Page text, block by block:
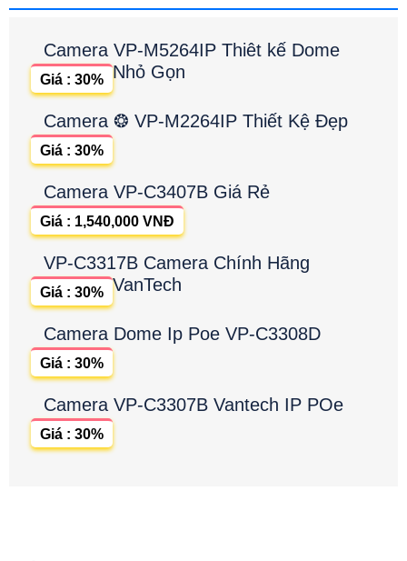
Camera VP-M5264IP Thiêt kế Dome
Nhỏ Gọn
Giá : 30%
Camera ❂ VP-M2264IP Thiết Kệ Đẹp
Giá : 30%
Camera VP-C3407B Giá Rẻ
Giá : 1,540,000 VNĐ
VP-C3317B Camera Chính Hãng
VanTech
Giá : 30%
Camera Dome Ip Poe VP-C3308D
Giá : 30%
Camera VP-C3307B Vantech IP POe
Giá : 30%